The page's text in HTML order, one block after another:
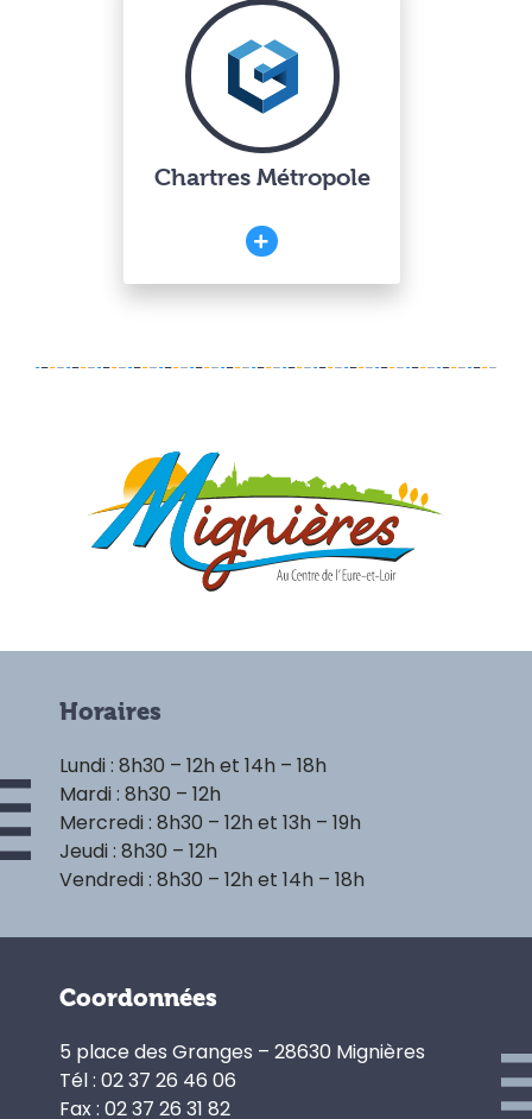
Chartres Métropole
Horaires
Lundi : 8h30 – 12h et 14h – 18h
Mardi : 8h30 – 12h
Mercredi : 8h30 – 12h et 13h – 19h
Jeudi : 8h30 – 12h
Vendredi : 8h30 – 12h et 14h – 18h
Coordonnées
5 place des Granges – 28630 Mignières
Tél : 02 37 26 46 06
Fax : 02 37 26 31 82